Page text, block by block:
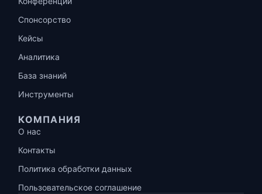
Спонсорство
Кейсы
Аналитика
База знаний
Инструменты
КОМПАНИЯ
О нас
Контакты
Политика обработки данных
Пользовательское соглашение